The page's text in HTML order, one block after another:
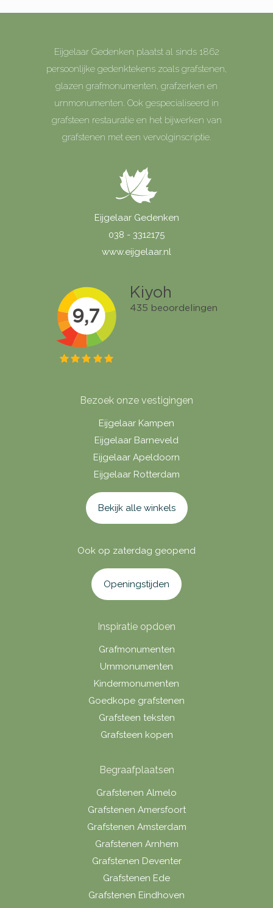
Eijgelaar Gedenken plaatst al sinds 1862
persoonlijke gedenktekens zoals grafstenen,
glazen grafmonumenten, grafzerken en
urnmonumenten. Ook gespecialiseerd in
grafsteen restauratie en het bijwerken van
grafstenen met een vervolginscriptie.
Eijgelaar Gedenken
038 - 3312175
www.eijgelaar.nl
Bezoek onze vestigingen
Eijgelaar Kampen
Eijgelaar Barneveld
Eijgelaar Apeldoorn
Eijgelaar Rotterdam
Bekijk alle winkels
Ook op zaterdag geopend
Openingstijden
Inspiratie opdoen
Grafmonumenten
Urnmonumenten
Kindermonumenten
Goedkope grafstenen
Grafsteen teksten
Grafsteen kopen
Begraafplaatsen
Grafstenen Almelo
Grafstenen Amersfoort
Grafstenen Amsterdam
Grafstenen Arnhem
Grafstenen Deventer
Grafstenen Ede
Grafstenen Eindhoven